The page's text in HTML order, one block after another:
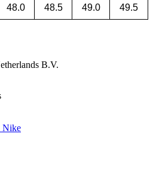
48.0 48.5 49.0 49.5
B.V.
Nike